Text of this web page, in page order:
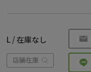
L / 在庫なし
店舗在庫